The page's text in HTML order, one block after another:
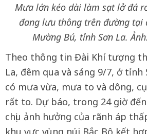
Mưa lớn kéo dài làm sạt lở đá
đang lưu thông trên đường tại
Mường Bú, tỉnh Sơn La.
Theo thông tin Đài Khí tượng
La, đêm qua và sáng 9/7, ở tỉnh
có mưa vừa, mưa to và dông,
rất to. Dự báo, trong 24 giờ
chịu ảnh hưởng của rãnh áp
khu vực vùng núi Bắc Bộ kết